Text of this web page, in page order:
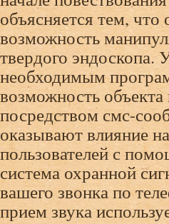
объясняется тем, что
возможность
твердого эндоскопа.
необходимым
возможность
посредством смс-
оказывают влияние
пользователей с
система охранной
вашего звонка по
прием звука